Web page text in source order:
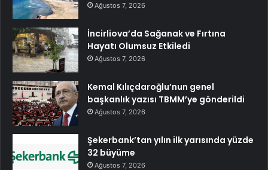
Ağustos 7, 2026
İncirliova’da Sağanak ve Fırtına
Hayatı Olumsuz Etkiledi
Ağustos 7, 2026
Kemal Kılıçdaroğlu’nun genel
başkanlık yazısı TBMM’ye gönderildi
Ağustos 7, 2026
Şekerbank’tan yılın ilk yarısında yüzde
32 büyüme
Ağustos 7, 2026